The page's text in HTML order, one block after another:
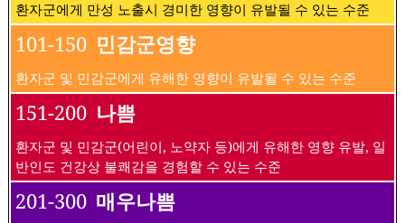
환자군에게 만성 노출시 경미한 영향이 유발될 수 있는 수준
101-150 민감군영향
환자군 및 민감군에게 유해한 영향이 유발될 수 있는 수준
151-200 나쁨
환자군 및 민감군(어린이, 노약자 등)에게 유해한 영향 유발, 일
반인도 건강상 불쾌감을 경험할 수 있는 수준
201-300 매우나쁨